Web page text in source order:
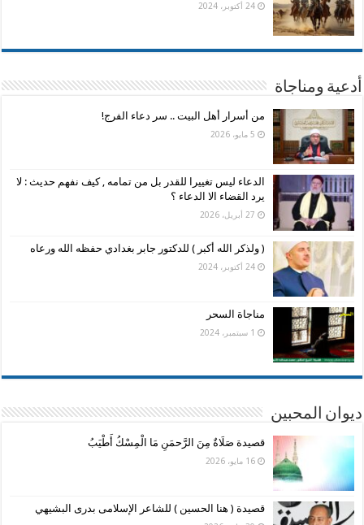
24 أكتوبر، 2024
أدعية ومناجاة
من أسرار أهل البيت .. سر دعاء الفرج!
5 مايو، 2026
الدعاء ليس تغييرا للقدر بل من تمامه , كيف نفهم حديث : لا
يرد القضاء الا الدعاء ؟
27 أبريل، 2026
( ولذكر الله أكبر ) للدكتور جابر بغدادي حفظه الله ورعاه
24 أكتوبر، 2024
مناجاة السحر
1 سبتمبر، 2024
ديوان المحبين
قصيدة صَلَاةٌ مِنَ الرَّحمَنِ مَا الْمِسْكُ أَطْيَبُ
16 مايو، 2026
قصيدة ( هنا الحسين ) للشاعر الإسلامى بدرى البشيهي